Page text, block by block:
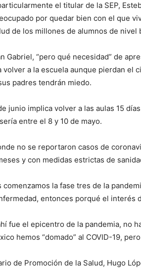
el titular de la SEP,
por quedar bien con el que
de los millones de alumnos de nivel
Gabriel, “pero qué necesidad” de
volver a la escuela aunque pierdan el
padres tendrán miedo.
junio implica volver a las aulas 15
entre el 8 y 10 de mayo.
no se reportaron casos de
y con medidas estrictas de
comenzamos la fase tres de la
entonces porqué el interés
fue el epicentro de la pandemia, no
hemos “domado” al COVID-19,
de Promoción de la Salud, Hugo